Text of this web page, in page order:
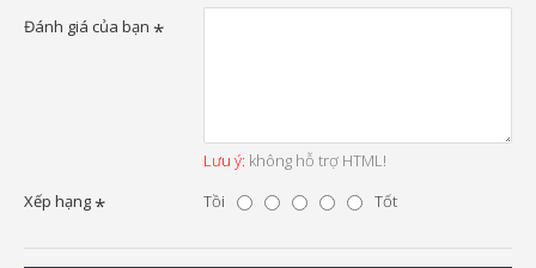
Đánh giá của bạn
Lưu ý: không hỗ trợ HTML!
Xếp hạng
Tồi Tốt